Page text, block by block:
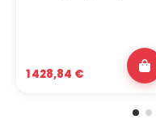
1 428,84 €